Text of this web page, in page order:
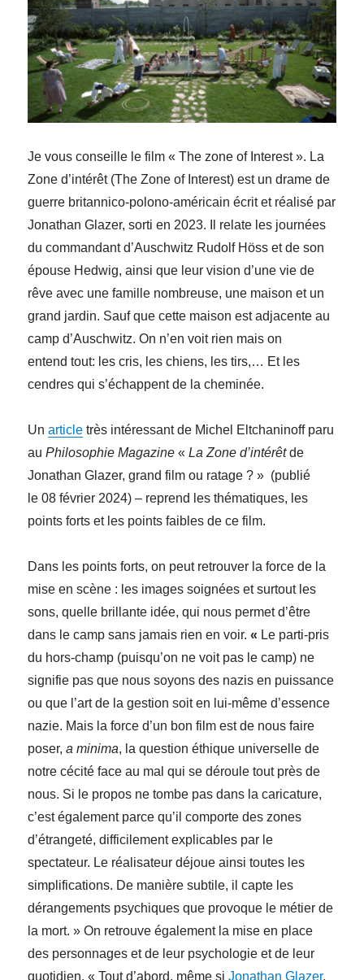
Je vous conseille le film « The zone of Interest ». La
Zone d’intérêt (The Zone of Interest) est un drame de
guerre britannico-polono-américain écrit et réalisé par
Jonathan Glazer, sorti en 2023. Il relate les journées
du commandant d’Auschwitz Rudolf Höss et de son
épouse Hedwig, ainsi que leur vision d’une vie de
rêve avec une famille nombreuse, une maison et un
grand jardin. Sauf que cette maison est adjacente au
camp d’Auschwitz. On n’en voit rien mais on
entend tout: les cris, les chiens, les tirs,… Et les
cendres qui s’échappent de la cheminée.
Unarticle très intéressant de Michel Eltchaninoff paru
auPhilosophie Magazine «La Zone d’intérêtde
Jonathan Glazer, grand film ou ratage ? » (publié
le 08 février 2024) – reprend les thématiques, les
points forts et les points faibles de ce film.
Dans les points forts, on peut retrouver la force de la
mise en scène : les images soignées et surtout les
sons, quelle brillante idée, qui nous permet d’être
dans le camp sans jamais rien en voir.« Le parti-pris
du hors-champ (puisqu’on ne voit pas le camp) ne
signifie pas que nous soyons des nazis en puissance
ou que l’art de la gestion soit en lui-même d’essence
nazie. Mais la force d’un bon film est de nous faire
poser,a minima, la question éthique universelle de
notre cécité face au mal qui se déroule tout près de
nous. Si le propos ne tombe pas dans la caricature,
c’est également parce qu’il comporte des zones
d’étrangeté, difficilement explicables par le
spectateur. Le réalisateur déjoue ainsi toutes les
simplifications. De manière subtile, il capte les
dérangements psychiques que provoque le métier de
la mort. » On retrouve également la mise en place
des personnages et de leur psychologie et de leur
quotidien. « Tout d’abord, même siJonathan Glazer,